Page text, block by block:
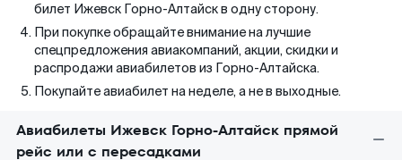
билет Ижевск Горно-Алтайск в одну сторону.
При покупке обращайте внимание на лучшие
спецпредложения авиакомпаний, акции, скидки и
распродажи авиабилетов из Горно-Алтайска.
Покупайте авиабилет на неделе, а не в выходные.
Авиабилеты Ижевск Горно-Алтайск прямой
рейс или с пересадками